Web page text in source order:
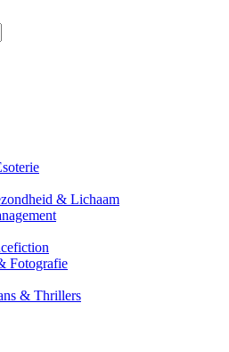
& Lichaam
Fotografie
& Thrillers